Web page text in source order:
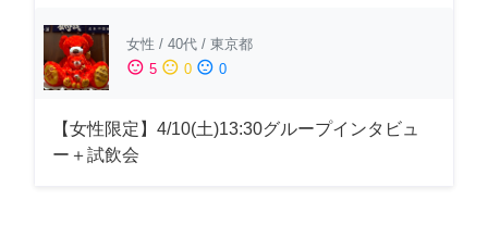
女性 / 40代 / 東京都
sentiment_satisfied 5 sentiment_neutral 0 sentiment_dissatisfied 0
【女性限定】4/10(土)13:30グループインタビュ
ー＋試飲会